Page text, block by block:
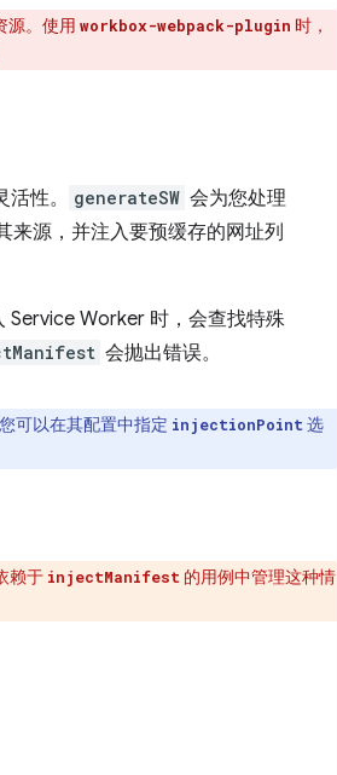
源。使用 workbox-webpack-plugin 时，
性。 generateSW 会为您处理
来源，并注入要预缓存的网址列
Service Worker 时，会查找特殊
会抛出错误。
可以在其配置中指定 injectionPoint 选
赖于 injectManifest 的用例中管理这种情